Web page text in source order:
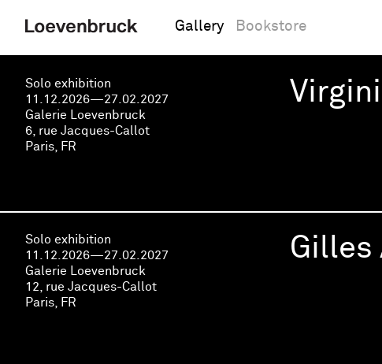
Gallery Bookstore
Solo exhibition
11.12.2026—27.02.2027
Galerie Loevenbruck
6, rue Jacques-Callot
Paris, FR
Gilles
Solo exhibition
11.12.2026—27.02.2027
Galerie Loevenbruck
12, rue Jacques-Callot
Paris, FR